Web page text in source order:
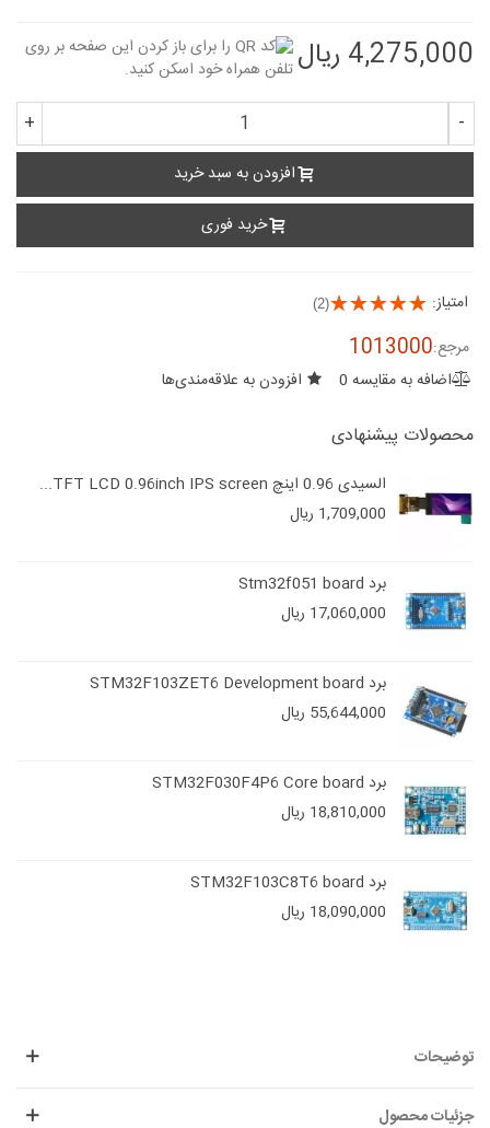
4,275,000 ریال
-
+
افزودن به سبد خرید
خرید فوری
امتیاز: (2)
مرجع:1013000
اضافه به مقایسه 0 افزودن به علاقه‌مندی‌ها
محصولات پیشنهادی
السیدی 0.96 اینچ TFT LCD 0.96inch IPS screen...
1,709,000 ریال
برد Stm32f051 board
17,060,000 ریال
برد STM32F103ZET6 Development board
55,644,000 ریال
برد STM32F030F4P6 Core board
18,810,000 ریال
برد STM32F103C8T6 board
18,090,000 ریال
توضیحات
جزئیات محصول